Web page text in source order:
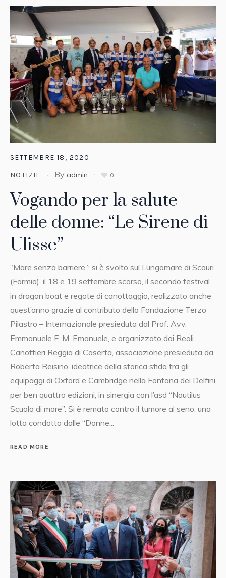
SETTEMBRE 18, 2020
NOTIZIE By admin 0
Vogando per la salute
delle donne: “Le Sirene di
Ulisse”
“Mare senza barriere”: si è svolto sul Lungomare di Scauri
(Formia), il 18 e 19 settembre scorso, il secondo festival
in dragon boat e regate di canottaggio, realizzato anche
quest’anno grazie al contributo della Fondazione Terzo
Pilastro – Internazionale presieduta dal Prof. Avv.
Emmanuele F. M. Emanuele, e organizzato dai Reali
Canottieri Reggia di Caserta, associazione presieduta da
Roberta Reisino, ideatrice della storica sfida tra gli
equipaggi di Oxford e Cambridge nella Fontana dei Delfini
per ben quattro edizioni, in sinergia con l’asd “Nautilus
Scuola di mare”. Si è remato contro il tumore al seno, una
lotta condotta dalle “Donne...
READ MORE